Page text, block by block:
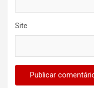
Site